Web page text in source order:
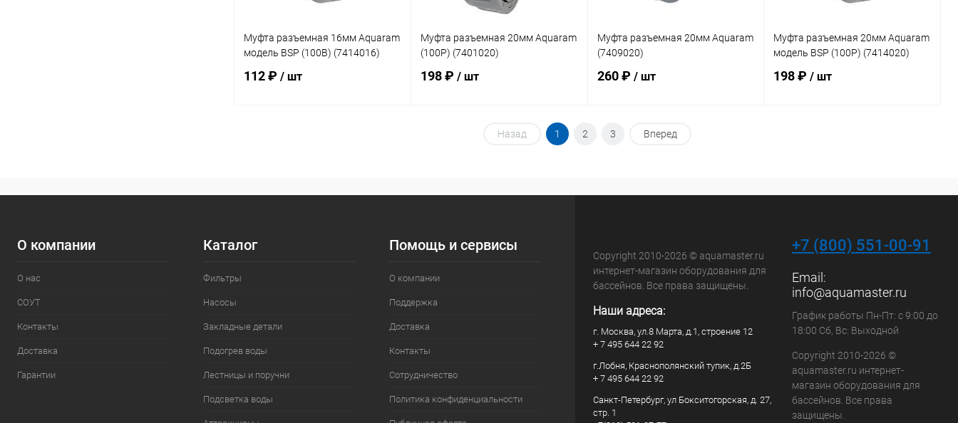
Муфта разъемная 16мм Aquaram
модель BSP (100B) (7414016)
112 ₽ / шт
К сравнению В наличии
Муфта разъемная 20мм Aquaram
(100P) (7401020)
198 ₽ / шт
В корзину
К сравнению В наличии
Муфта разъемная 20мм Aquaram
(7409020)
260 ₽ / шт
В корзину
К сравнению Под заказ
Муфта разъемная 20мм Aquaram
модель BSP (100P) (7414020)
198 ₽/ шт
К сравнению Под заказ
Назад 1 2 3 Вперед
О компании
О нас
СОУТ
Контакты
Доставка
Гарантии
Каталог
Фильтры
Насосы
Закладные детали
Подогрев воды
Лестницы и поручни
Подсветка воды
Помощь и сервисы
О компании
Поддержка
Доставка
Контакты
Сотрудничество
Политика конфиденциальности
Copyright 2010-2026 © aquamaster.ru
интернет-магазин оборудования для
бассейнов. Все права защищены.
Наши адреса:
г. Москва, ул.8 Марта, д.1, строение 12
+ 7 495 644 22 92
г.Лобня, Краснополянский тупик, д.2Б
+ 7 495 644 22 92
Санкт-Петербург, ул Бокситогорская, д. 27,
стр. 1
+7 (800) 551-00-91
Email:
info@aquamaster.ru
График работы Пн-Пт: с 9:00 до
18:00 Сб, Вс: Выходной
Copyright 2010-2026 ©
aquamaster.ru интернет-
магазин оборудования для
бассейнов. Все права
защищены.